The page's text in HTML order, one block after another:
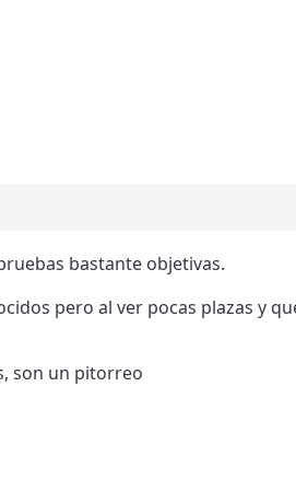
bastante objetivas.
pero al ver pocas plazas y
son un pitorreo